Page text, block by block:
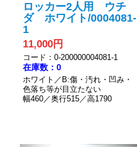
ロッカー2人用 ウチ
ダ ホワイト/0004081-
1
11,000円
コード：0-200000004081-1
在庫数：0
ホワイト／B:傷・汚れ・凹み・
色落ち等が目立たない
幅460／奥行515／高1790